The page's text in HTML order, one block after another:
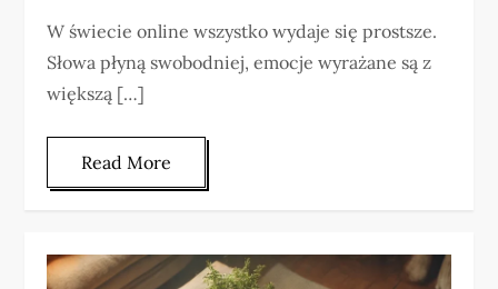
W świecie online wszystko wydaje się prostsze.
Słowa płyną swobodniej, emocje wyrażane są z
większą […]
Read More